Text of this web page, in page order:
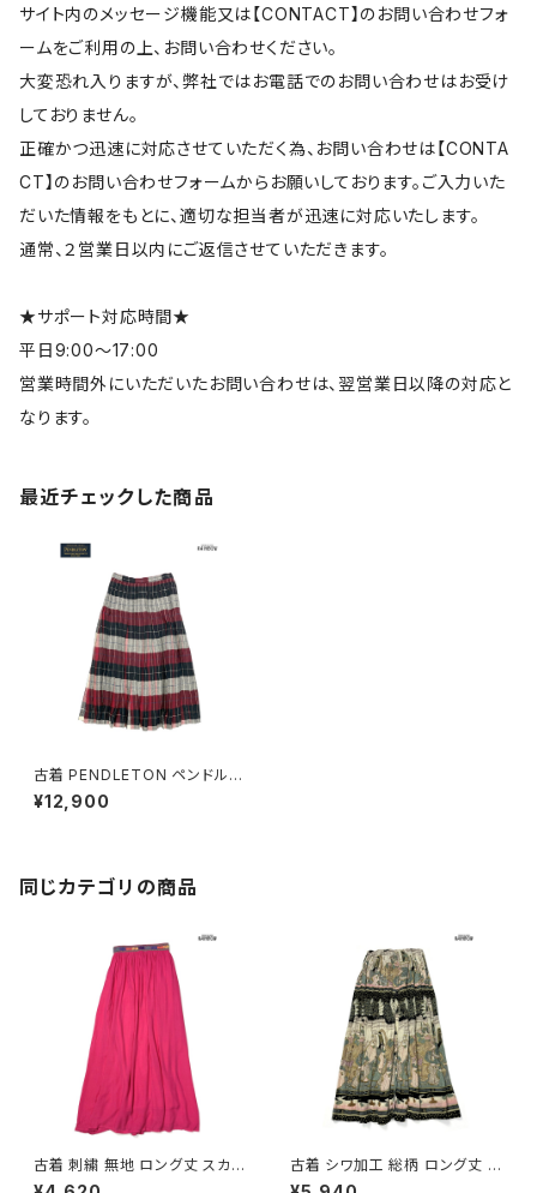
サイト内のメッセージ機能又は【CONTACT】のお問い合わせフォ
ームをご利用の上、お問い合わせください。
大変恐れ入りますが、弊社ではお電話でのお問い合わせはお受け
しておりません。
正確かつ迅速に対応させていただく為、お問い合わせは【CONTA
CT】のお問い合わせフォームからお願いしております。ご入力いた
だいた情報をもとに、適切な担当者が迅速に対応いたします。
通常、２営業日以内にご返信させていただきます。
★サポート対応時間★
平日9:00～17:00
営業時間外にいただいたお問い合わせは、翌営業日以降の対応と
なります。
最近チェックした商品
古着 PENDLETON ペンドルト
ン TALONジップ チェック柄 ウ
ール100％ ロング丈 プリーツ
¥12,900
同じカテゴリの商品
古着 刺繍 無地 ロング丈 スカー
ト ピンク (btu2604021)
古着 シワ加工 総柄 ロング丈 ス
カート 茶 (btu2604008)